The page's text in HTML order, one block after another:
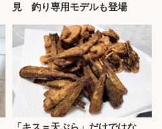
見 釣り専用モデルも登場